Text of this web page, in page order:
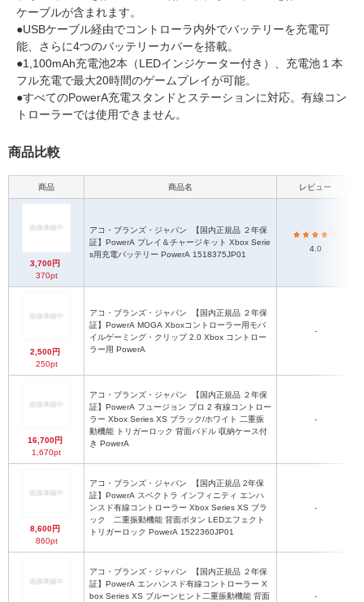
ケーブルが含まれます。
●USBケーブル経由でコントローラ内外でバッテリーを充電可
能、さらに4つのバッテリーカバーを搭載。
●1,100mAh充電池2本（LEDインジケーター付き）、充電池１本
フル充電で最大20時間のゲームプレイが可能。
●すべてのPowerA充電スタンドとステーションに対応。有線コン
トローラーでは使用できません。
商品比較
商品 商品名 レビュー
3,700円
370pt
アコ・ブランズ・ジャパン
証】PowerA プレイ＆チャージキット Xbox Serie
s用充電バッテリー PowerA 1518375JP01
4.0
2,500円
250pt
アコ・ブランズ・ジャパン
証】PowerA MOGA Xboxコントローラー用モバ
イルゲーミング・クリップ 2.0 Xbox コントロー
ラー用 PowerA
-
16,700円
1,670pt
アコ・ブランズ・ジャパン
証】PowerA フュージョン プロ 2 有線コントロー
ラー Xbox Series XS ブラック/ホワイト 二重振
動機能 トリガーロック 背面パドル 収納ケース付
き PowerA
-
8,600円
860pt
アコ・ブランズ・ジャパン
証】PowerA スペクトラ インフィニティ エンハ
ンスド有線コントローラー Xbox Series XS ブラ
ック 二重振動機能 背面ボタン LEDエフェクト
トリガーロック PowerA 1522360JP01
-
アコ・ブランズ・ジャパン
証】PowerA エンハンスド有線コントローラー X
box Series XS ブルーンヒント二重振動機能 背面
-